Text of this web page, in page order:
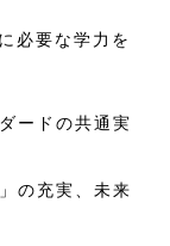
必要な学力を
ードの共通実
の充実、未来